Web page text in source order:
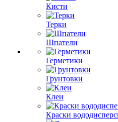
Кисти
Терки
Шпатели
Герметики
Грунтовки
Клеи
Краски